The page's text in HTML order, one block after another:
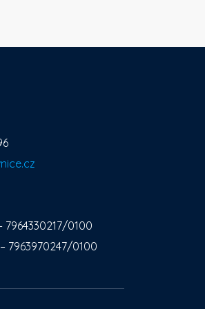
7964330217/0100
7963970247/0100